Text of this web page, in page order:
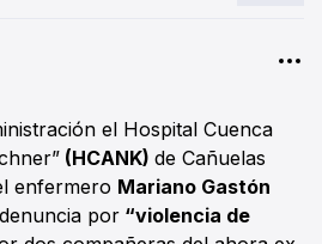
el Hospital Cuenca
(HCANK)de Cañuelas
enfermero Mariano Gastón
por “violencia de